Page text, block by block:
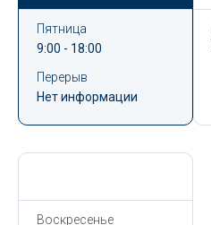
Пятница
9:00 - 18:00
Перерыв
Нет информации
Воскресенье